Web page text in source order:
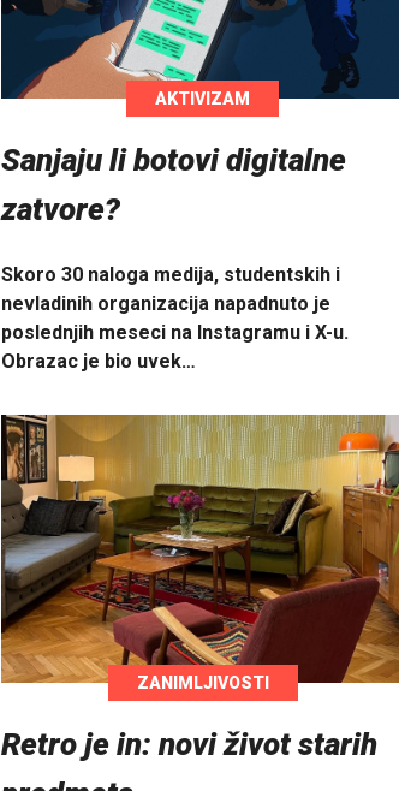
AKTIVIZAM
Sanjaju li botovi digitalne
zatvore?
Skoro 30 naloga medija, studentskih i
nevladinih organizacija napadnuto je
poslednjih meseci na Instagramu i X-u.
Obrazac je bio uvek…
ZANIMLJIVOSTI
Retro je in: novi život starih